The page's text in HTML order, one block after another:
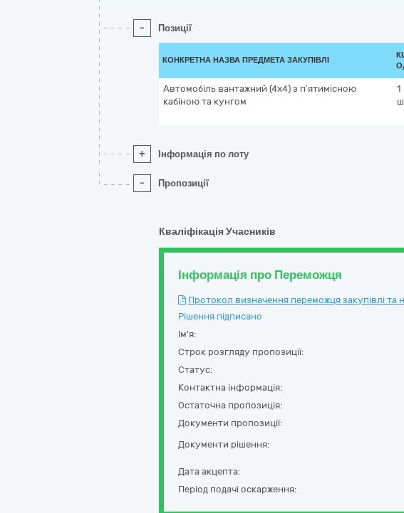
- Позиції
КОНКРЕТНА НАЗВА ПРЕДМЕТА ЗАКУПІВЛІ
Автомобіль вантажний (4х4) з п’ятимісною
кабіною та кунгом
1
+ Інформація по лоту
- Пропозиції
Кваліфікація Учасників
Інформація про Переможця
Протокол визначення переможця закупівлі та
Рішення підписано
Ім'я:
Строк розгляду пропозиції:
Статус:
Контактна інформація:
Остаточна пропозиція:
Документи пропозиції:
Документи рішення:
Дата акцепта:
Період подачі оскарження: